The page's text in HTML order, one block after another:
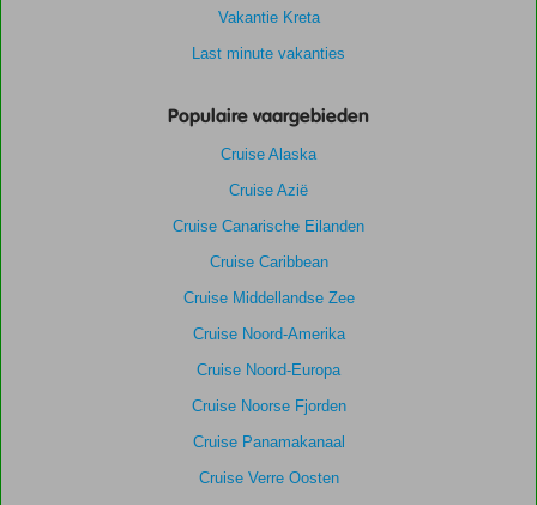
Vakantie Kreta
Last minute vakanties
Populaire vaargebieden
Cruise Alaska
Cruise Azië
Cruise Canarische Eilanden
Cruise Caribbean
Cruise Middellandse Zee
Cruise Noord-Amerika
Cruise Noord-Europa
Cruise Noorse Fjorden
Cruise Panamakanaal
Cruise Verre Oosten